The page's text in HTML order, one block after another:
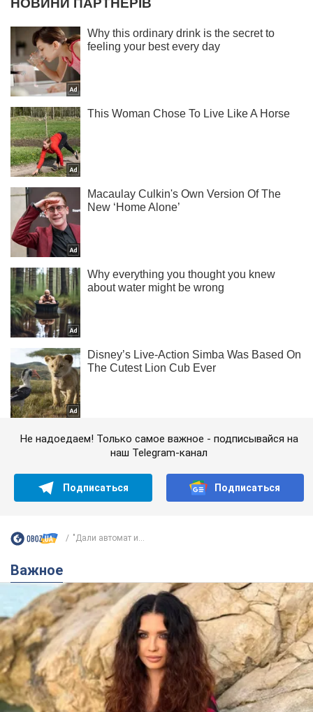
Не надоедаем! Только самое важное - подписывайся на
наш Telegram-канал
Подписаться Подписаться
"Дали автомат и...
Важное